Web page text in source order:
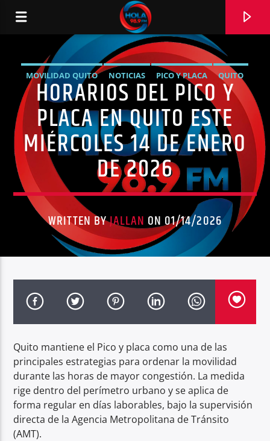
RADIO HOLA
0:00
Radio hola
MOVILIDAD QUITO NOTICIAS PICO Y PLACA
QUITO
SÍNTESIS NOTICIOSA
TRÁNSITO QUITO
HORARIOS DEL PICO Y
PLACA EN QUITO ESTE
MIÉRCOLES 14 DE ENERO
DE 2026
WRITTEN BYJALLAN ON 01/14/2026
Quito mantiene el Pico y placa como una de las
principales estrategias para ordenar la movilidad
durante las horas de mayor congestión. La medida
rige dentro del perímetro urbano y se aplica de
forma regular en días laborables, bajo la supervisión
directa de la Agencia Metropolitana de Tránsito
(AMT).